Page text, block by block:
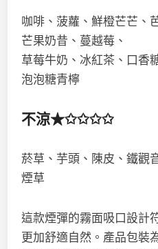
咖啡、菠蘿、鮮橙芒芒、
芒果奶昔、蔓越莓、
草莓牛奶、冰紅茶、口香
泡泡糖青檸
不涼★✩✩✩✩
菸草、芋頭、陳皮、鐵觀
煙草
這款煙彈的霧面吸口設計
更加舒適自然。產品包裝